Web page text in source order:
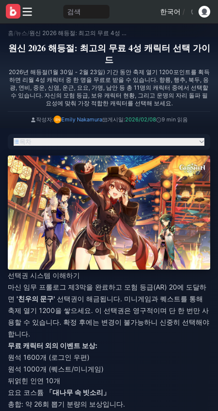
검색 한국어 /
홈/뉴스/ 원신 2026 해등절: 최고의 무료 4성 캐릭터 선택 가이드
원신 2026 해등절: 최고의 무료 4성 캐릭터 선택 가이
드
2026년 해등절(1월 30일 - 2월 23일) 기간 동안 축제 열기 1200포인트를 획득
하면 리월 4성 캐릭터 중 한 명을 무료로 받을 수 있습니다. 향릉, 행추, 북두, 응
광, 연비, 중운, 신염, 운근, 요요, 가명, 남안 등 총 11명의 캐릭터 중에서 선택할
수 있습니다. 자신의 모험 등급, 보유 캐릭터 현황, 그리고 운명의 자리 돌파 필
요성에 맞춰 가장 적합한 캐릭터를 선택해 보세요.
작성자: Emily Nakamura 게시일:2026/02/08 9 min 읽음
목차
선택권 시스템 이해하기
마신 임무 프롤로그 제3막을 완료하고 모험 등급(AR) 20에 도달하
면 '친우의 문구' 선택권이 해금됩니다. 미니게임과 퀘스트를 통해
축제 열기 1200을 쌓으세요. 이 선택권은 영구적이며 단 한 번만 사
용할 수 있습니다. 확정 후에는 변경이 불가능하니 신중히 선택해야
합니다.
무료 캐릭터 외의 이벤트 보상:
원석 1600개 (로그인 우편)
원석 1000개 (퀘스트/미니게임)
뒤얽힌 인연 10개
요요 코스튬
「대나무 속 빗소리」
총합: 약 26회 뽑기 분량의 보상입니다.